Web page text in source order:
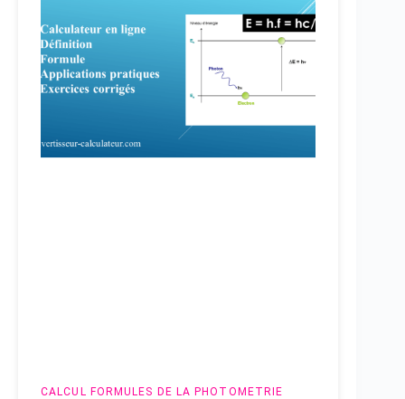
CALCUL FORMULES DE LA PHOTOMETRIE